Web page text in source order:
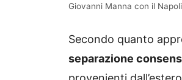
Giovanni Manna con il
Secondo quanto
separazione